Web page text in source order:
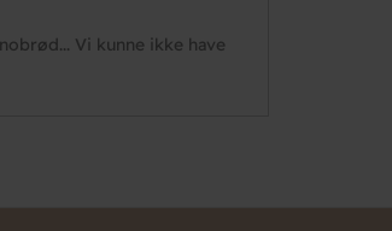
Vi kunne ikke have